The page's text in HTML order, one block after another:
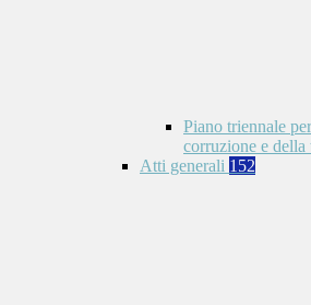
Piano triennale
corruzione e della
Atti generali 152